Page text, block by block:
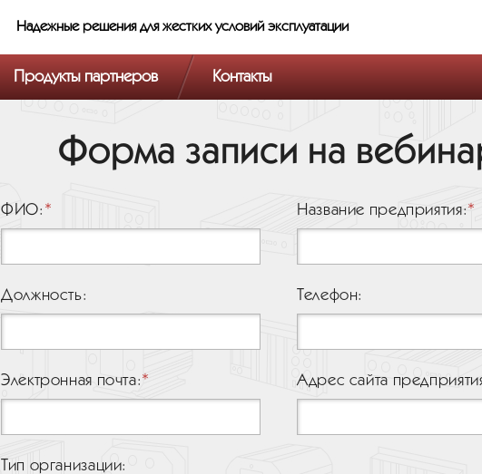
Надежные решения для жестких условий эксплуатации
Продукты партнеров Контакты
Форма записи на
ФИО: Название предприятия:
Должность: Телефон:
Электронная почта: Адрес сайта
Тип организации: